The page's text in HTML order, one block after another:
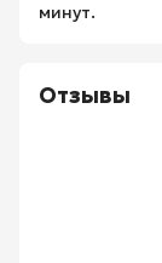
минут.
Отзывы